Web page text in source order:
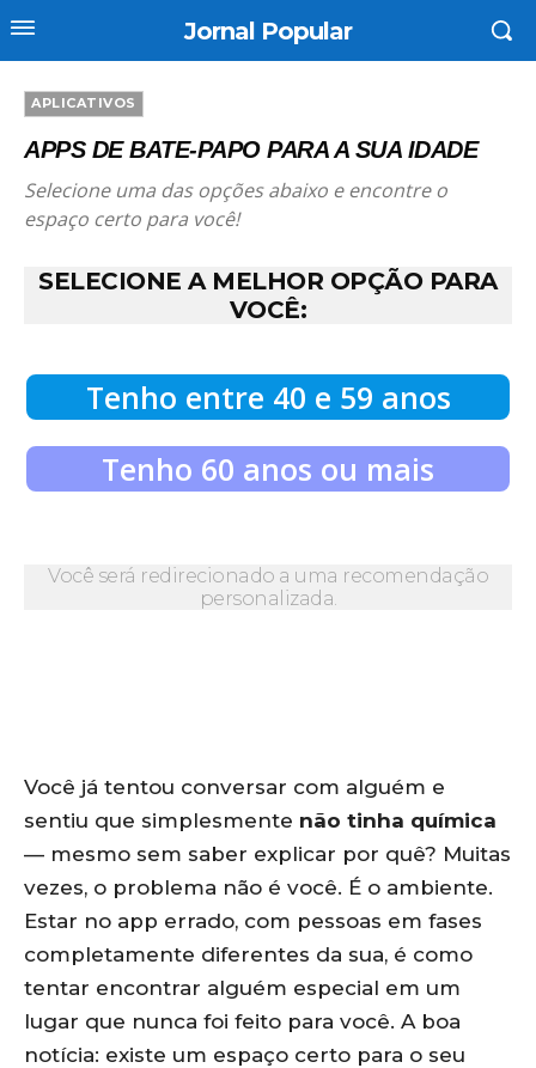
Jornal Popular
APLICATIVOS
APPS DE BATE-PAPO PARA A SUA IDADE
Selecione uma das opções abaixo e encontre o
espaço certo para você!
SELECIONE A MELHOR OPÇÃO PARA
VOCÊ:
Tenho entre 40 e 59 anos
Tenho 60 anos ou mais
Você será redirecionado a uma recomendação
personalizada.
Você já tentou conversar com alguém e
sentiu que simplesmente não tinha química
— mesmo sem saber explicar por quê? Muitas
vezes, o problema não é você. É o ambiente.
Estar no app errado, com pessoas em fases
completamente diferentes da sua, é como
tentar encontrar alguém especial em um
lugar que nunca foi feito para você. A boa
notícia: existe um espaço certo para o seu